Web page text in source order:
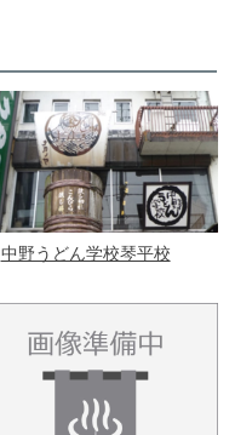
中野うどん学校琴平校